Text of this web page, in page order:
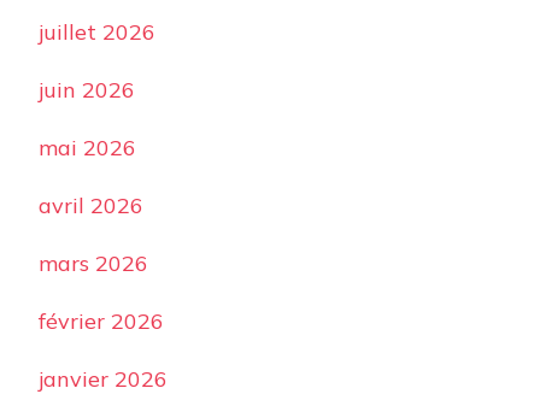
juillet 2026
juin 2026
mai 2026
avril 2026
mars 2026
février 2026
janvier 2026